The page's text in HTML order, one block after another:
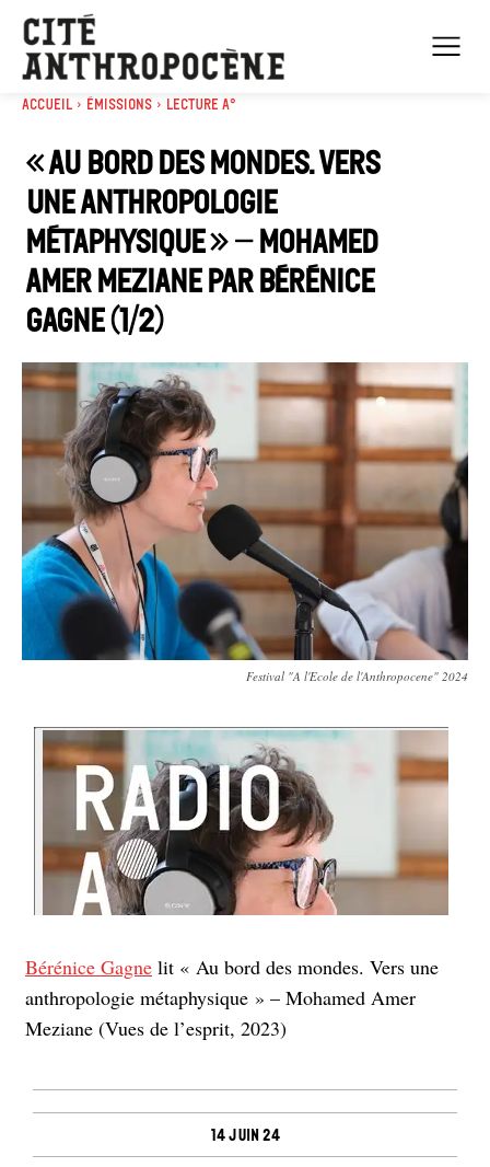
Accueil Émissions Lecture A°
« Au bord des mondes. Vers
une anthropologie
métaphysique » – Mohamed
Amer Meziane par Bérénice
Gagne (1/2)
Festival "A l'Ecole de l'Anthropocene" 2024
Bérénice Gagne lit « Au bord des mondes. Vers une
anthropologie métaphysique » – Mohamed Amer
Meziane (Vues de l’esprit, 2023)
14 juin 24